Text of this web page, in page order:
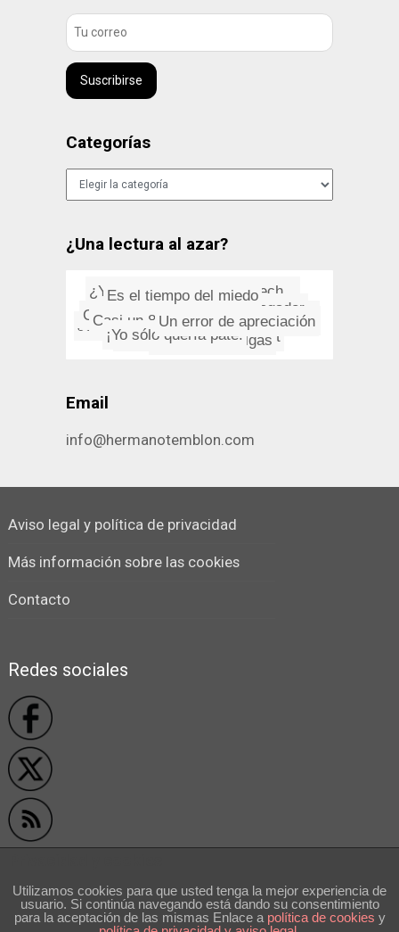
Suscribirse
Categorías
Categorías
¿Una lectura al azar?
Justicia sí­, pero no por mi...
Cry Before Dawn: The Seed That...
¿Y si el fuego estuviera hech...
Diccionario en el navegador
Aparta de mi ese Widget
Es el tiempo del miedo
Proverbios belgas
Casi un 87% de los usuarios se...
¡Yo sólo querí­a paté!
Un error de apreciación
Email
info@hermanotemblon.com
Aviso legal y política de privacidad
Más información sobre las cookies
Contacto
Redes sociales
Utilizamos cookies para que usted tenga la mejor experiencia de
usuario. Si continúa navegando está dando su consentimiento
para la aceptación de las mismas Enlace a polí­tica de cookies y